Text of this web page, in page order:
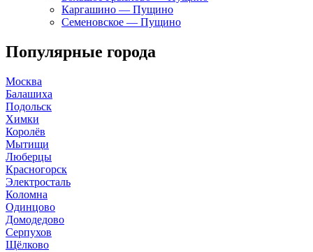
Каргашино — Пущино
Семеновское — Пущино
Популярные города
Москва
Балашиха
Подольск
Химки
Королёв
Мытищи
Люберцы
Красногорск
Электросталь
Коломна
Одинцово
Домодедово
Серпухов
Щёлково